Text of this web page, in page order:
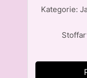
Kategorie: